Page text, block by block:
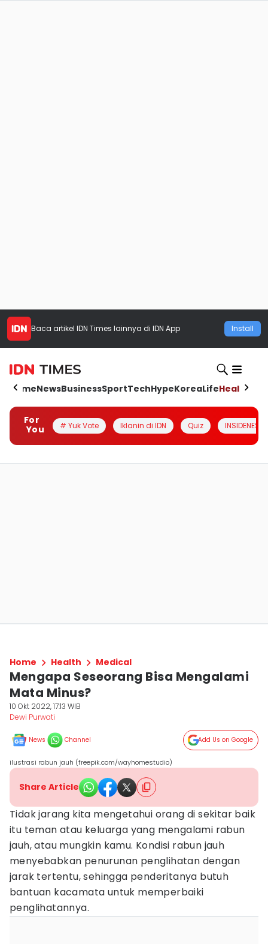
Baca artikel IDN Times lainnya di IDN App Install
HomeNewsBusinessSportTechHypeKoreaLifeHealth
For
You
# Yuk Vote Iklanin di IDN Quiz INSIDENESIA
Home Health Medical
Mengapa Seseorang Bisa Mengalami
Mata Minus?
10 Okt 2022, 17:13 WIB
Dewi Purwati
News Channel Add Us on Google
ilustrasi rabun jauh (freepik.com/wayhomestudio)
Share Article
Tidak jarang kita mengetahui orang di sekitar baik
itu teman atau keluarga yang mengalami rabun
jauh, atau mungkin kamu. Kondisi rabun jauh
menyebabkan penurunan penglihatan dengan
jarak tertentu, sehingga penderitanya butuh
bantuan kacamata untuk memperbaiki
penglihatannya.